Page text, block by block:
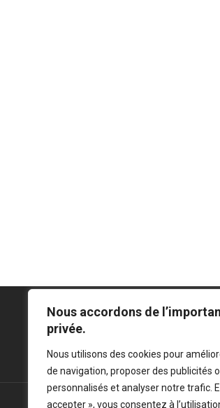
Nous accordons de
privée.
Nous utilisons des cookies pour
de navigation, proposer des publicités
personnalisés et analyser notre trafic.
accepter », vous consentez à
Mentions légales -Politique de